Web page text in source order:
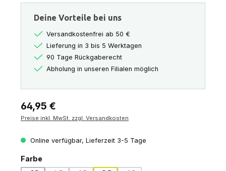
Deine Vorteile bei uns
Versandkostenfrei ab 50 €
Lieferung in 3 bis 5 Werktagen
90 Tage Rückgaberecht
Abholung in unseren Filialen möglich
Regulärer Preis:
64,95 €
Preise inkl. MwSt. zzgl. Versandkosten
Online verfügbar, Lieferzeit 3-5 Tage
Farbeauswählen